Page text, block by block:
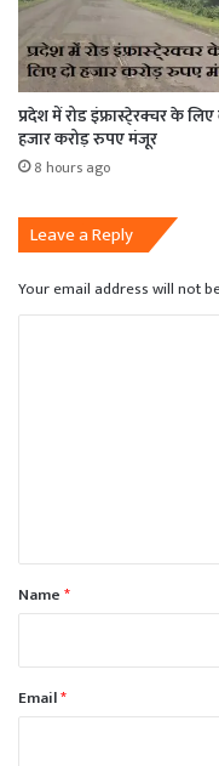
प्रदेश में रोड इंफ्रास्टे्रक्चर के लिए
हजार करोड़ रुपए मंजूर
8 hours ago
Leave a Reply
Your email address will not
*Name*
Email*